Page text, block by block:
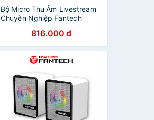
Bộ Micro Thu Âm Livestream
Chuyên Nghiệp Fantech
Thanh Chất Lượng Cao -
Hàng chính hãng
816.000 đ